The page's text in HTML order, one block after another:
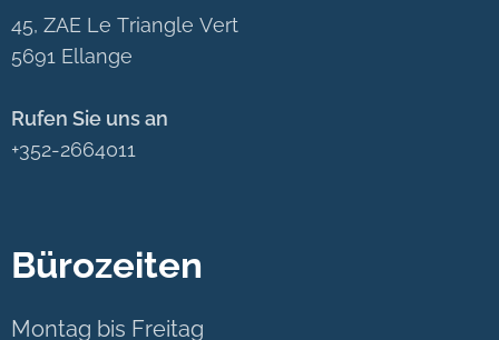
45, ZAE Le Triangle Vert
5691 Ellange
Rufen Sie uns an
+352-2664011
Bürozeiten
Montag bis Freitag